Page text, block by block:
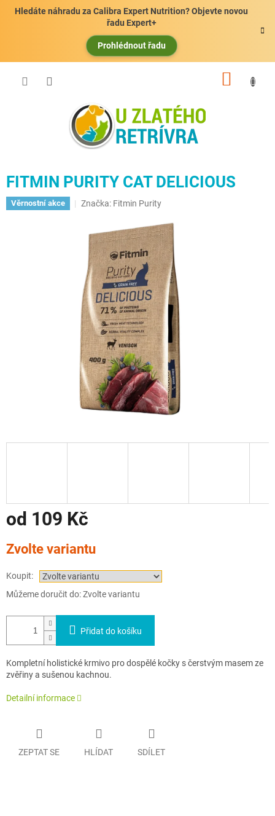
Hledáte náhradu za Calibra Expert Nutrition? Objevte novou
řadu Expert+
Prohlédnout řadu
FITMIN PURITY CAT DELICIOUS
Věrnostní akce Značka: Fitmin Purity
od 109 Kč
cena:
Zvolte variantu
Koupit:
Můžeme doručit do:Zvolte variantu
Přidat do košíku
Kompletní holistické krmivo pro dospělé kočky s čerstvým masem ze
zvěřiny a sušenou kachnou.
Detailní informace
ZEPTAT SE HLÍDAT SDÍLET